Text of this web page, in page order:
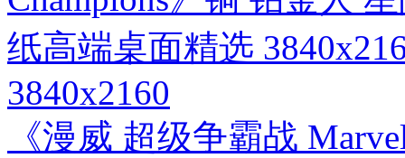
3840x2160
《漫威 超级争霸战